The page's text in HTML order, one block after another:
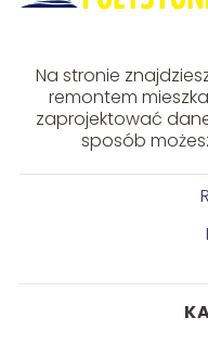
Na stronie
remontem
zaprojektować
sposób